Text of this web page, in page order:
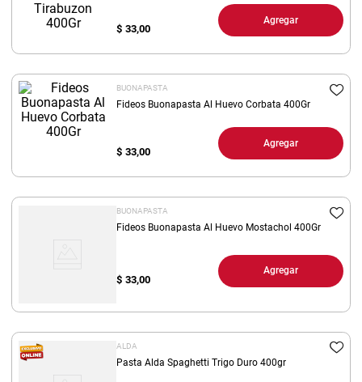
$ 33,00
Agregar
BUONAPASTA
Fideos Buonapasta Al Huevo Corbata 400Gr
$ 33,00
Agregar
BUONAPASTA
Fideos Buonapasta Al Huevo Mostachol 400Gr
$ 33,00
Agregar
ALDA
Pasta Alda Spaghetti Trigo Duro 400gr
. bondiola
. fideos